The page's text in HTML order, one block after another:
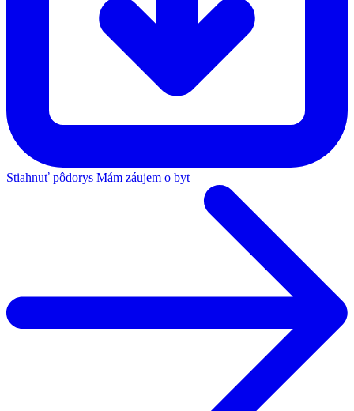
Stiahnuť pôdorys Mám záujem o byt